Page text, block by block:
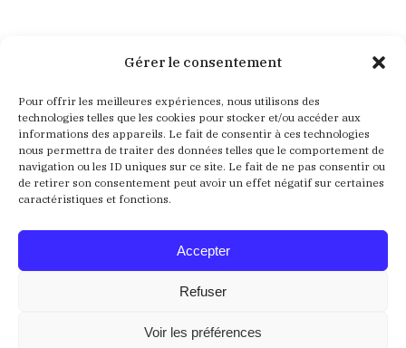
Gérer le consentement
Pour offrir les meilleures expériences, nous utilisons des
technologies telles que les cookies pour stocker et/ou accéder aux
informations des appareils. Le fait de consentir à ces technologies
nous permettra de traiter des données telles que le comportement de
navigation ou les ID uniques sur ce site. Le fait de ne pas consentir ou
de retirer son consentement peut avoir un effet négatif sur certaines
caractéristiques et fonctions.
Accepter
Refuser
Voir les préférences
Aucun résultat
Nous ne trouvons pas ce que vous cherchez. La barre
de recherche pourrait vous être utile
Recherche
: